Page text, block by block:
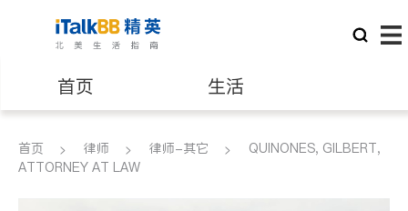
首页 生活
医生 律师
首页 律师 律师-其它
QUINONES, GILBERT,
ATTORNEY AT LAW